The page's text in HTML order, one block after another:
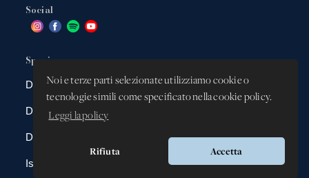
Noi e terze parti selezionate utilizziamo cookie o
tecnologie simili come specificato nella cookie policy.
Leggi la policy
Rifiuta Accetta
Social
Spazio app
DBAnima
DBContest
DBDrive
Iscrizioni